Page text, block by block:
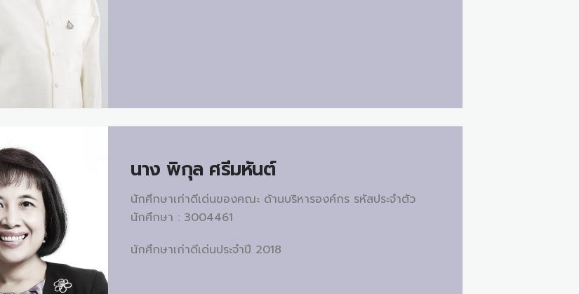
นาง พิกุล ศรีมหันต์
นักศึกษาเก่าดีเด่นของคณะ ด้านบริหารองค์กร รหัสประจำตัว
นักศึกษา : 3004461
นักศึกษาเก่าดีเด่นประจำปี 2018